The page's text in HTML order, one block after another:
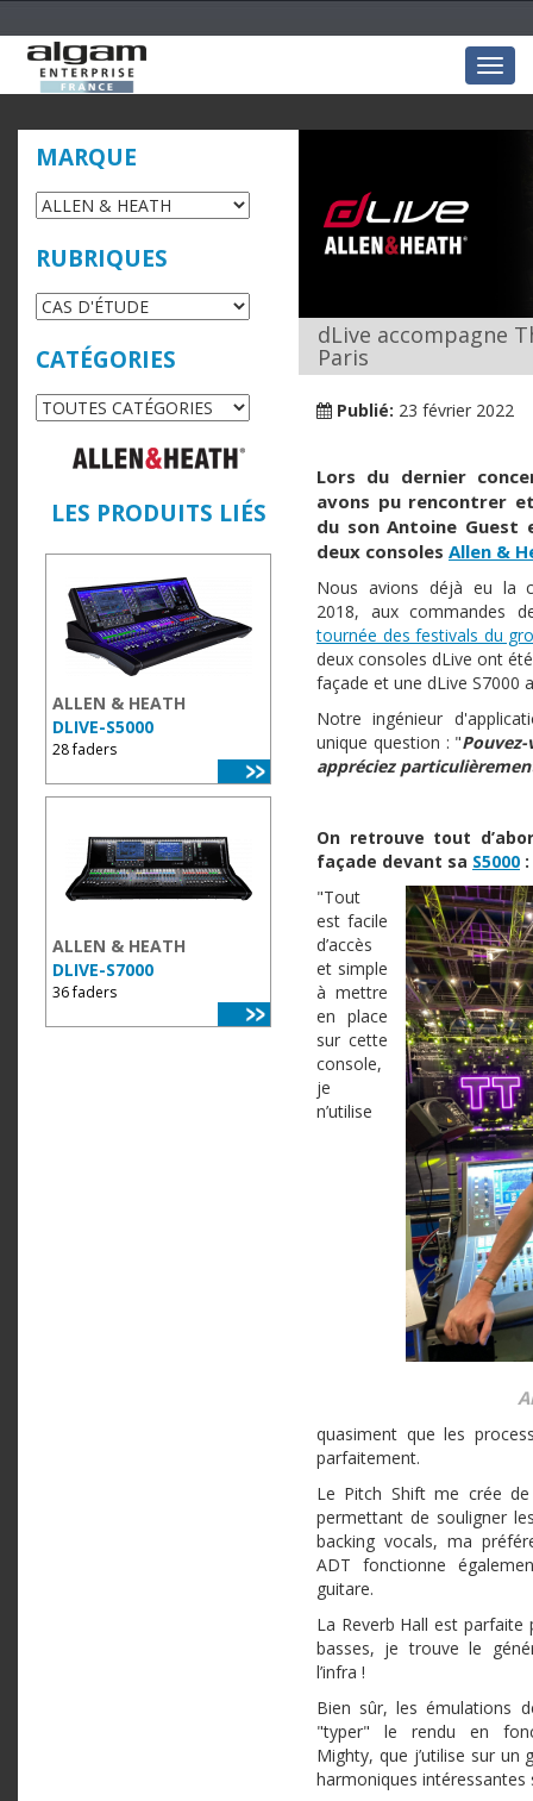
MARQUE
RUBRIQUES
CATÉGORIES
LES PRODUITS LIÉS
ALLEN & HEATH
DLIVE-S5000
28 faders
ALLEN & HEATH
DLIVE-S7000
36 faders
dLive accompagne
Paris
Publié: 23 février 2022
Lors du dernier
avons pu rencontrer
du son Antoine Guest
deux consoles Allen &
Nous avions déjà eu la
2018, aux commandes
tournée des festivals du
deux consoles dLive ont
façade et une dLive S7000
Notre ingénieur
unique question : "
appréciez
On retrouve tout
façade devant sa S5000 :
"Tout
est facile
d’accès
et simple
à mettre
en place
sur cette
console,
je
n’utilise
quasiment que les
parfaitement.
Le Pitch Shift me crée
permettant de souligner
backing vocals, ma
ADT fonctionne
guitare.
La Reverb Hall est
basses, je trouve le
l’infra !
Bien sûr, les émulations
"typer" le rendu en
Mighty, que j’utilise sur un
harmoniques intéressantes